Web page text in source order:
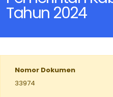
Tahun 2024
Nomor Dokumen
33974